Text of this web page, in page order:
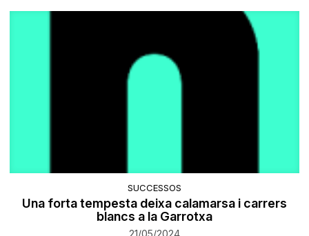
SUCCESSOS
Una forta tempesta deixa calamarsa i carrers
blancs a la Garrotxa
21/05/2024